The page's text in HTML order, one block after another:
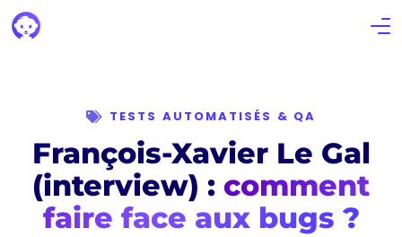
TESTS AUTOMATISÉS & QA
François-Xavier Le Gal
(interview) : comment
faire face aux bugs ?